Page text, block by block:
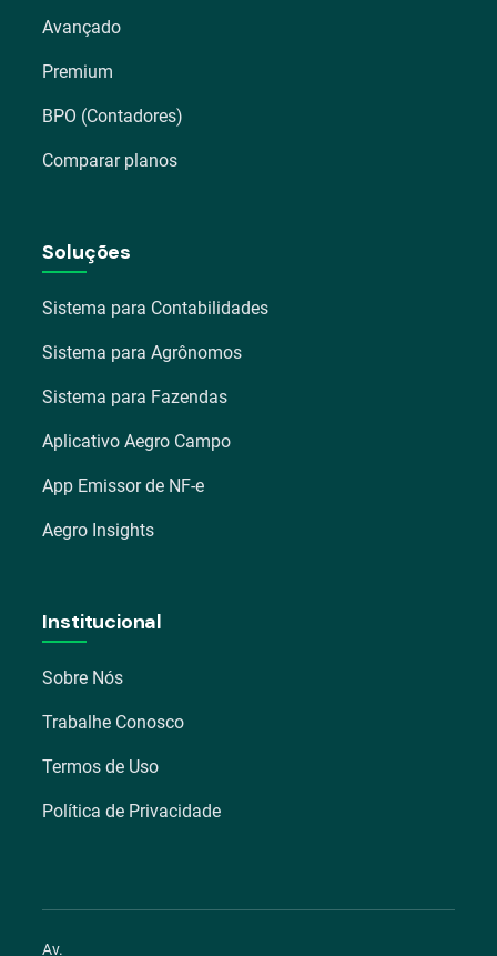
Avançado
Premium
BPO (Contadores)
Comparar planos
Soluções
Sistema para Contabilidades
Sistema para Agrônomos
Sistema para Fazendas
Aplicativo Aegro Campo
App Emissor de NF-e
Aegro Insights
Institucional
Sobre Nós
Trabalhe Conosco
Termos de Uso
Política de Privacidade
Av.